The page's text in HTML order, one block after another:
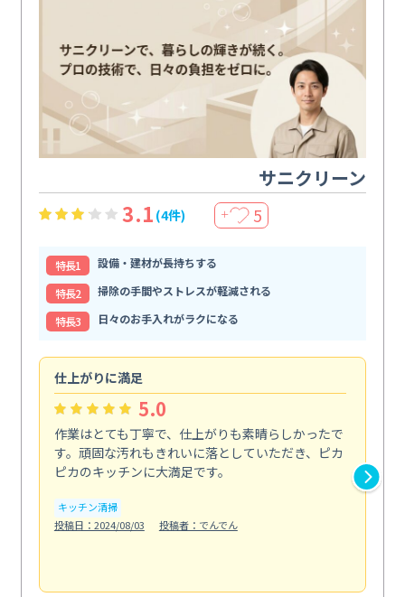
サニクリーン
3.1 (4件) ＋ 5
特⻑1
設備・建材が長持ちする
特⻑2
掃除の手間やストレスが軽減される
特⻑3
日々のお手入れがラクになる
仕上がりに満足
5.0
作業はとても丁寧で、仕上がりも素晴らしかったで
す。頑固な汚れもきれいに落としていただき、ピカ
ピカのキッチンに大満足です。
キッチン清掃
投稿日：2024/08/03
投稿者：でんでん